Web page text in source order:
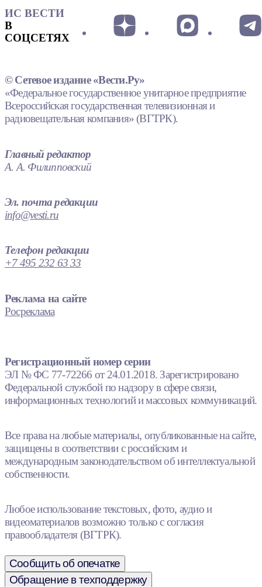
ИС ВЕСТИ
В
СОЦСЕТЯХ
© Сетевое издание «Вести.Ру»
«Федеральное государственное унитарное предприятие
Всероссийская государственная телевизионная и
радиовещательная компания» (ВГТРК).
Главный редактор
А. А. Филипповский
Эл. почта редакции
info@vesti.ru
Телефон редакции
+7 495 232 63 33
Реклама на сайте
Росреклама
Регистрационный номер серии
ЭЛ № ФС 77-72266 от 24.01.2018. Зарегистрировано
Федеральной службой по надзору в сфере связи,
информационных технологий и массовых коммуникаций.
Все права на любые материалы, опубликованные на сайте,
защищены в соответствии с российским и
международным законодательством об интеллектуальной
собственности.
Любое использование текстовых, фото, аудио и
видеоматериалов возможно только с согласия
правообладателя (ВГТРК).
Сообщить об опечатке
Обращение в техподдержку